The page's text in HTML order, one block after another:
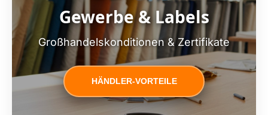
Gewerbe & Labels
Großhandelskonditionen & Zertifikate
HÄNDLER-VORTEILE